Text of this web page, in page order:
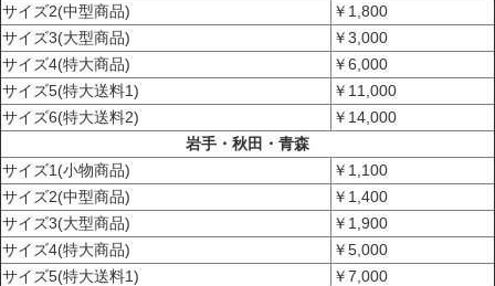
サイズ2(中型商品)
￥1,800
サイズ3(大型商品)
￥3,000
サイズ4(特大商品)
￥6,000
サイズ5(特大送料1)
￥11,000
サイズ6(特大送料2)
￥14,000
岩手・秋田・青森
サイズ1(小物商品)
￥1,100
サイズ2(中型商品)
￥1,400
サイズ3(大型商品)
￥1,900
サイズ4(特大商品)
￥5,000
サイズ5(特大送料1)
￥7,000